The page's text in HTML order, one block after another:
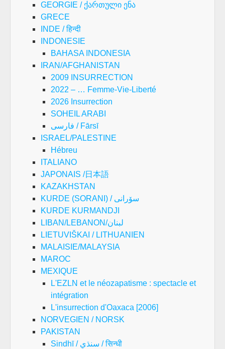
GEORGIE / ქართული ენა
GRECE
INDE / हिन्दी
INDONESIE
BAHASA INDONESIA
IRAN/AFGHANISTAN
2009 INSURRECTION
2022 – … Femme-Vie-Liberté
2026 Insurrection
SOHEIL ARABI
فارسی / Fārsī
ISRAEL/PALESTINE
Hébreu
ITALIANO
JAPONAIS /日本語
KAZAKHSTAN
KURDE (SORANI) / سۆرانی
KURDE KURMANDJI
LIBAN/LEBANON/لبنان
LIETUVIŠKAI / LITHUANIEN
MALAISIE/MALAYSIA
MAROC
MEXIQUE
L'EZLN et le néozapatisme : spectacle et
intégration
L'insurrection d'Oaxaca [2006]
NORVEGIEN / NORSK
PAKISTAN
Sindhī / سنڌي / सिन्धी